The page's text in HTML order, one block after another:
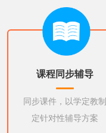
课程同步辅导
同步课件，以学定教制
定针对性辅导方案